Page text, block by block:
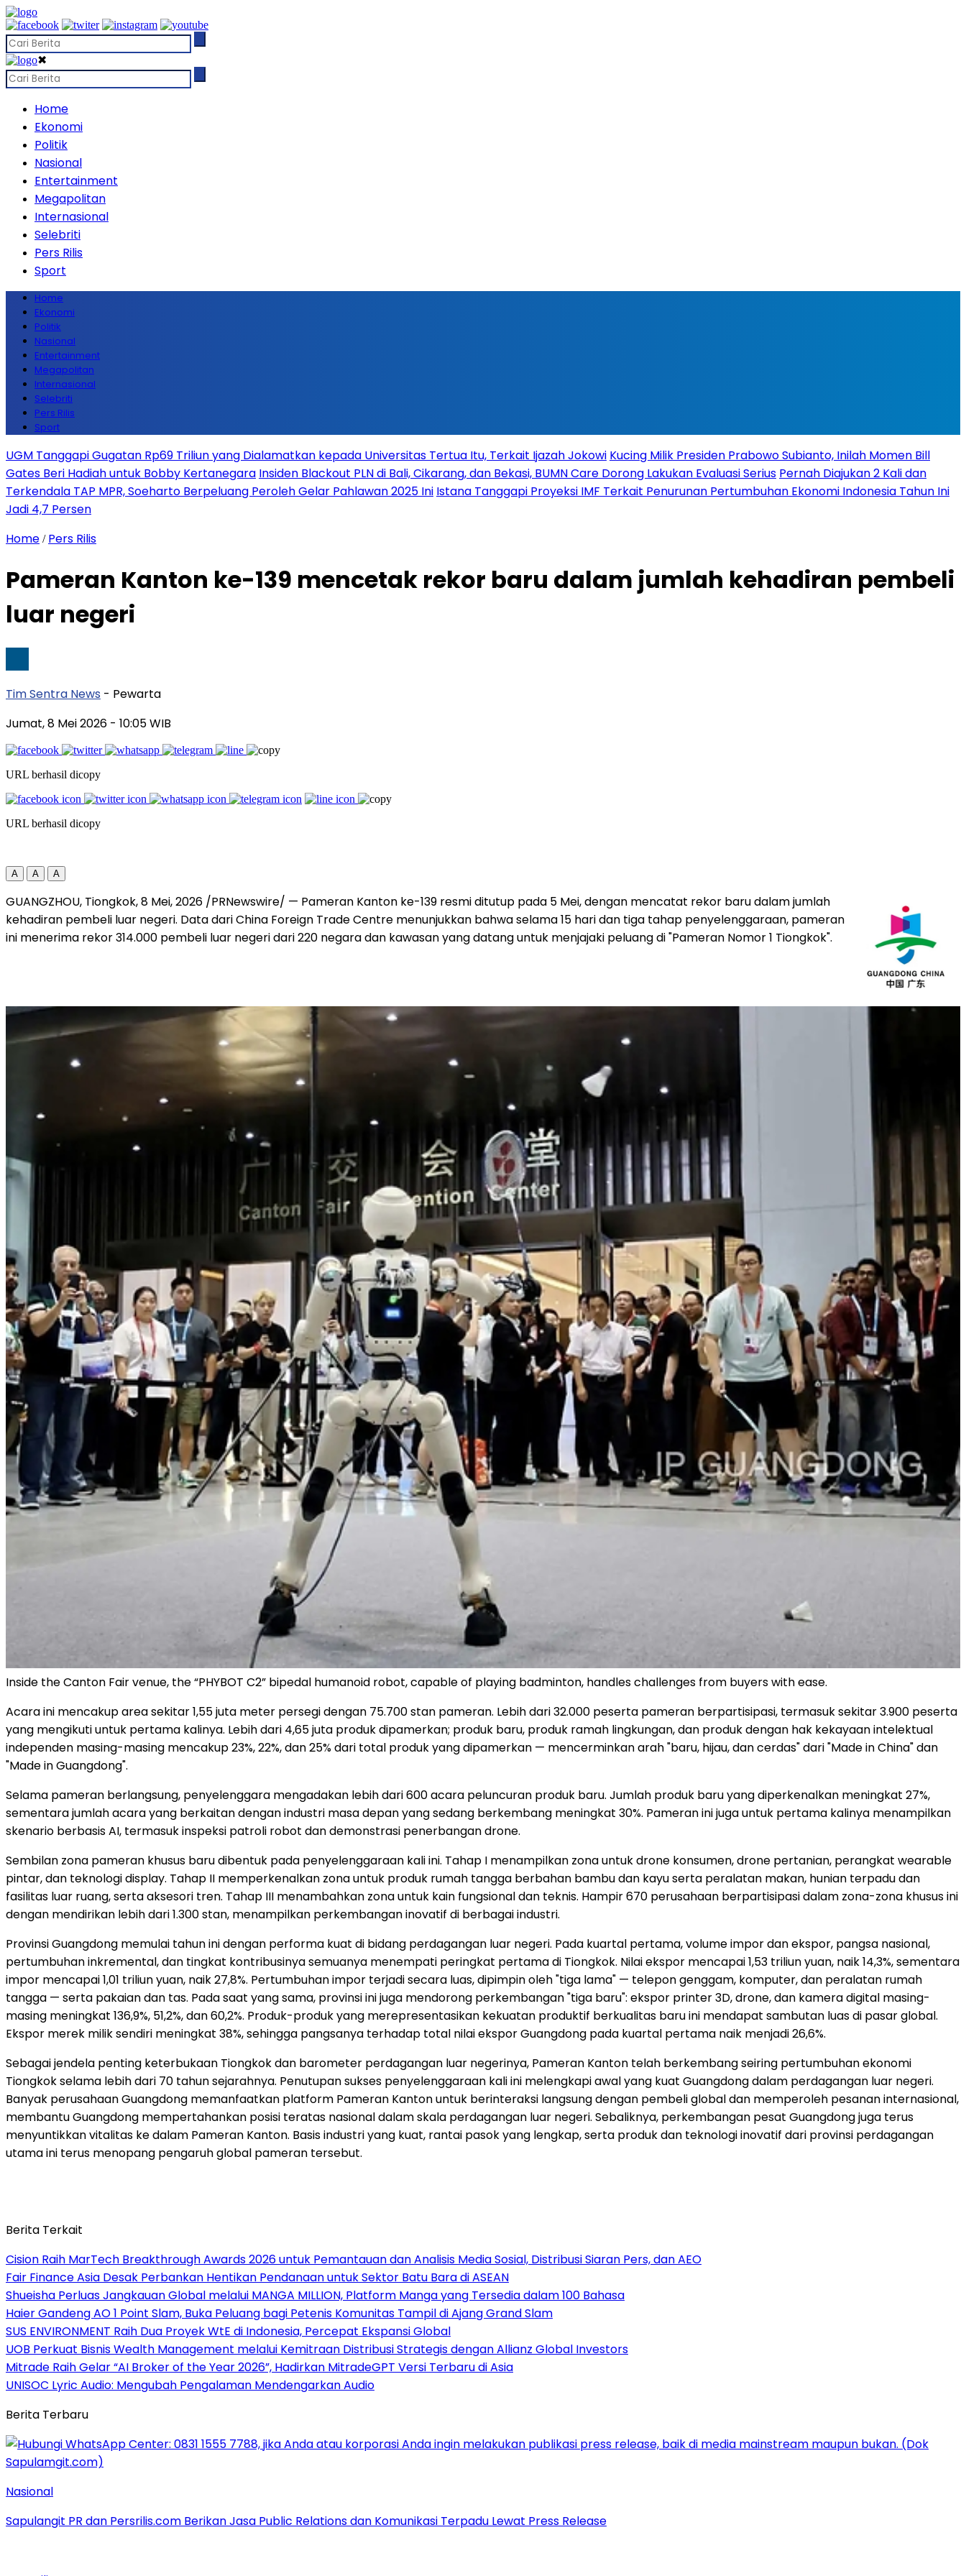
✖
Home
Ekonomi
Politik
Nasional
Entertainment
Megapolitan
Internasional
Selebriti
Pers Rilis
Sport
Home
Ekonomi
Politik
Nasional
Entertainment
Megapolitan
Internasional
Selebriti
Pers Rilis
Sport
UGM Tanggapi Gugatan Rp69 Triliun yang Dialamatkan kepada Universitas Tertua Itu, Terkait Ijazah Jokowi Kucing Milik Presiden Prabowo Subianto, Inilah Momen Bill
Gates Beri Hadiah untuk Bobby Kertanegara Insiden Blackout PLN di Bali, Cikarang, dan Bekasi, BUMN Care Dorong Lakukan Evaluasi Serius Pernah Diajukan 2 Kali dan
Terkendala TAP MPR, Soeharto Berpeluang Peroleh Gelar Pahlawan 2025 Ini Istana Tanggapi Proyeksi IMF Terkait Penurunan Pertumbuhan Ekonomi Indonesia Tahun Ini
Jadi 4,7 Persen
Home / Pers Rilis
Pameran Kanton ke-139 mencetak rekor baru dalam jumlah kehadiran pembeli
luar negeri
Tim Sentra News - Pewarta
Jumat, 8 Mei 2026 - 10:05 WIB
URL berhasil dicopy
URL berhasil dicopy
A A A
GUANGZHOU, Tiongkok,8 Mei, 2026 /PRNewswire/ — Pameran Kanton ke-139 resmi ditutup pada 5 Mei, dengan mencatat rekor baru dalam jumlah
kehadiran pembeli luar negeri. Data dari China Foreign Trade Centre menunjukkan bahwa selama 15 hari dan tiga tahap penyelenggaraan, pameran
ini menerima rekor 314.000 pembeli luar negeri dari 220 negara dan kawasan yang datang untuk menjajaki peluang di "Pameran Nomor 1 Tiongkok".
Inside the Canton Fair venue, the “PHYBOT C2” bipedal humanoid robot, capable of playing badminton, handles challenges from buyers with ease.
Acara ini mencakup area sekitar 1,55 juta meter persegi dengan 75.700 stan pameran. Lebih dari 32.000 peserta pameran berpartisipasi, termasuk sekitar 3.900 peserta
yang mengikuti untuk pertama kalinya. Lebih dari 4,65 juta produk dipamerkan; produk baru, produk ramah lingkungan, dan produk dengan hak kekayaan intelektual
independen masing-masing mencakup 23%, 22%, dan 25% dari total produk yang dipamerkan — mencerminkan arah "baru, hijau, dan cerdas" dari "Made in China" dan
"Made in Guangdong".
Selama pameran berlangsung, penyelenggara mengadakan lebih dari 600 acara peluncuran produk baru. Jumlah produk baru yang diperkenalkan meningkat 27%,
sementara jumlah acara yang berkaitan dengan industri masa depan yang sedang berkembang meningkat 30%. Pameran ini juga untuk pertama kalinya menampilkan
skenario berbasis AI, termasuk inspeksi patroli robot dan demonstrasi penerbangan drone.
Sembilan zona pameran khusus baru dibentuk pada penyelenggaraan kali ini. Tahap I menampilkan zona untuk drone konsumen, drone pertanian, perangkat wearable
pintar, dan teknologi display. Tahap II memperkenalkan zona untuk produk rumah tangga berbahan bambu dan kayu serta peralatan makan, hunian terpadu dan
fasilitas luar ruang, serta aksesori tren. Tahap III menambahkan zona untuk kain fungsional dan teknis. Hampir 670 perusahaan berpartisipasi dalam zona-zona khusus ini
dengan mendirikan lebih dari 1.300 stan, menampilkan perkembangan inovatif di berbagai industri.
Provinsi Guangdong memulai tahun ini dengan performa kuat di bidang perdagangan luar negeri. Pada kuartal pertama, volume impor dan ekspor, pangsa nasional,
pertumbuhan inkremental, dan tingkat kontribusinya semuanya menempati peringkat pertama di Tiongkok. Nilai ekspor mencapai 1,53 triliun yuan, naik 14,3%, sementara
impor mencapai 1,01 triliun yuan, naik 27,8%. Pertumbuhan impor terjadi secara luas, dipimpin oleh "tiga lama" — telepon genggam, komputer, dan peralatan rumah
tangga — serta pakaian dan tas. Pada saat yang sama, provinsi ini juga mendorong perkembangan "tiga baru": ekspor printer 3D, drone, dan kamera digital masing-
masing meningkat 136,9%, 51,2%, dan 60,2%. Produk-produk yang merepresentasikan kekuatan produktif berkualitas baru ini mendapat sambutan luas di pasar global.
Ekspor merek milik sendiri meningkat 38%, sehingga pangsanya terhadap total nilai ekspor Guangdong pada kuartal pertama naik menjadi 26,6%.
Sebagai jendela penting keterbukaan Tiongkok dan barometer perdagangan luar negerinya, Pameran Kanton telah berkembang seiring pertumbuhan ekonomi
Tiongkok selama lebih dari 70 tahun sejarahnya. Penutupan sukses penyelenggaraan kali ini melengkapi awal yang kuat Guangdong dalam perdagangan luar negeri.
Banyak perusahaan Guangdong memanfaatkan platform Pameran Kanton untuk berinteraksi langsung dengan pembeli global dan memperoleh pesanan internasional,
membantu Guangdong mempertahankan posisi teratas nasional dalam skala perdagangan luar negeri. Sebaliknya, perkembangan pesat Guangdong juga terus
menyuntikkan vitalitas ke dalam Pameran Kanton. Basis industri yang kuat, rantai pasok yang lengkap, serta produk dan teknologi inovatif dari provinsi perdagangan
utama ini terus menopang pengaruh global pameran tersebut.
Berita Terkait
Cision Raih MarTech Breakthrough Awards 2026 untuk Pemantauan dan Analisis Media Sosial, Distribusi Siaran Pers, dan AEO
Fair Finance Asia Desak Perbankan Hentikan Pendanaan untuk Sektor Batu Bara di ASEAN
Shueisha Perluas Jangkauan Global melalui MANGA MILLION, Platform Manga yang Tersedia dalam 100 Bahasa
Haier Gandeng AO 1 Point Slam, Buka Peluang bagi Petenis Komunitas Tampil di Ajang Grand Slam
SUS ENVIRONMENT Raih Dua Proyek WtE di Indonesia, Percepat Ekspansi Global
UOB Perkuat Bisnis Wealth Management melalui Kemitraan Distribusi Strategis dengan Allianz Global Investors
Mitrade Raih Gelar “AI Broker of the Year 2026”, Hadirkan MitradeGPT Versi Terbaru di Asia
UNISOC Lyric Audio: Mengubah Pengalaman Mendengarkan Audio
Berita Terbaru
Nasional
Sapulangit PR dan Persrilis.com Berikan Jasa Public Relations dan Komunikasi Terpadu Lewat Press Release